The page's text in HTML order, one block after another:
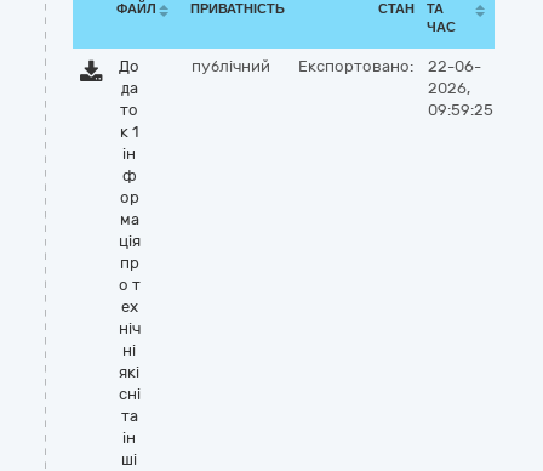
ФАЙЛ ПРИВАТНІСТЬ СТАН
ТА
ЧАС
До
да
то
к 1
iн
ф
ор
ма
цiя
пр
о т
ех
нiч
нi
якi
снi
та
iн
шi
публічний Експортовано:
22-06-
2026,
09:59:25